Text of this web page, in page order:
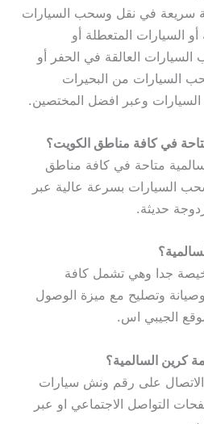
سريعة في نقل وسحب السيارات
أو السيارات المتعطلة أو
العالقة في الحفر أو
السيارات من البحيرات
السيارات وعبر افضل المختصين.
في كافة مناطق الكويت؟
متاحة في كافة مناطق
السيارات بسرعة عالية عبر
حديثة.
جدا وهي تشمل كافة
وتصليح مع ميزة الوصول
الجيبي اس.
كرين السالمية؟
الاتصال على رقم ونش سيارات
التواصل الاجتماعي او عبر